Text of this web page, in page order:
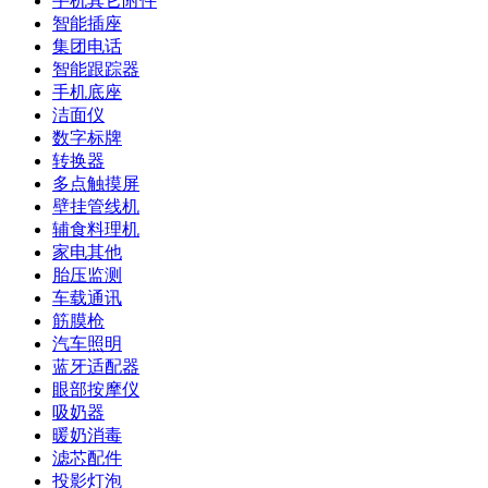
智能插座
集团电话
智能跟踪器
手机底座
洁面仪
数字标牌
转换器
多点触摸屏
壁挂管线机
辅食料理机
家电其他
胎压监测
车载通讯
筋膜枪
汽车照明
蓝牙适配器
眼部按摩仪
吸奶器
暖奶消毒
滤芯配件
投影灯泡